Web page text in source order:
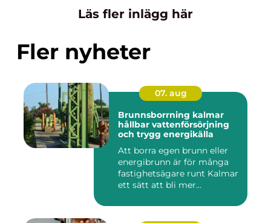
Läs fler inlägg här
Fler nyheter
07. aug
Brunnsborrning kalmar
hållbar vattenförsörjning
och trygg energikälla
Att borra egen brunn eller
energibrunn är för många
fastighetsägare runt Kalmar
ett sätt att bli mer...